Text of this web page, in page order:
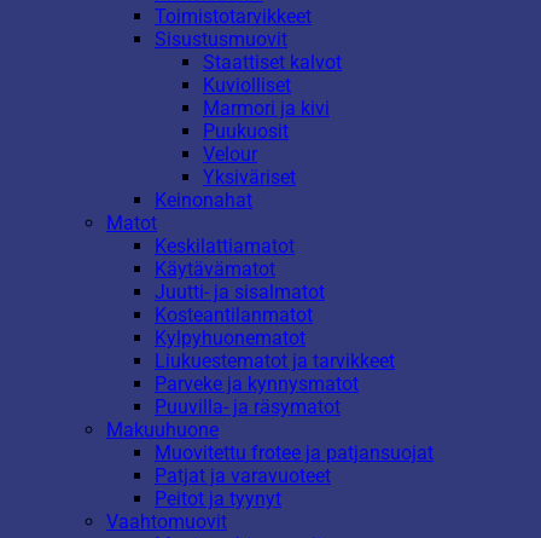
Toimistotarvikkeet
Sisustusmuovit
Staattiset kalvot
Kuviolliset
Marmori ja kivi
Puukuosit
Velour
Yksiväriset
Keinonahat
Matot
Keskilattiamatot
Käytävämatot
Juutti- ja sisalmatot
Kosteantilanmatot
Kylpyhuonematot
Liukuestematot ja tarvikkeet
Parveke ja kynnysmatot
Puuvilla- ja räsymatot
Makuuhuone
Muovitettu frotee ja patjansuojat
Patjat ja varavuoteet
Peitot ja tyynyt
Vaahtomuovit